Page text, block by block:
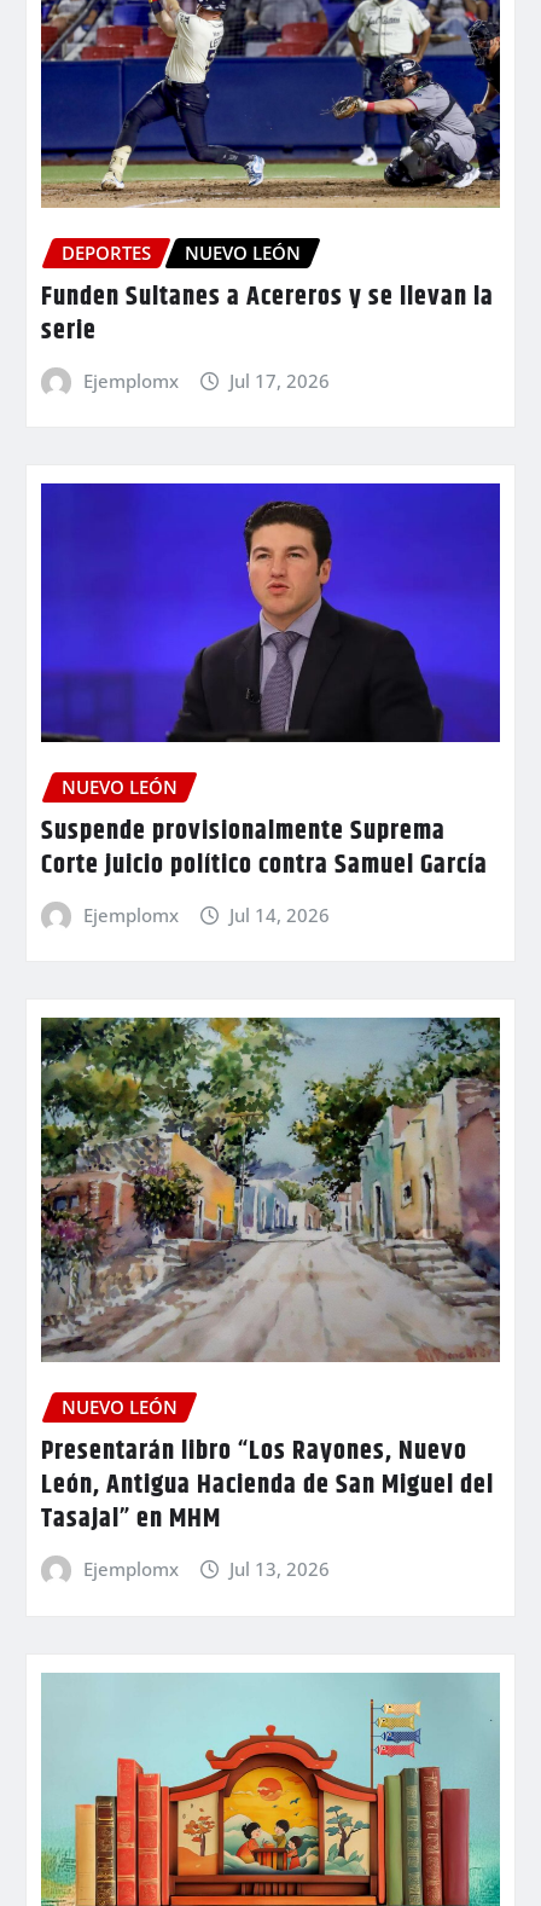
DEPORTES NUEVO LEÓN
Funden Sultanes a Acereros y se llevan la
serie
Ejemplomx Jul 17, 2026
NUEVO LEÓN
Suspende provisionalmente Suprema
Corte juicio político contra Samuel García
Ejemplomx Jul 14, 2026
NUEVO LEÓN
Presentarán libro “Los Rayones, Nuevo
León, Antigua Hacienda de San Miguel del
Tasajal” en MHM
Ejemplomx Jul 13, 2026